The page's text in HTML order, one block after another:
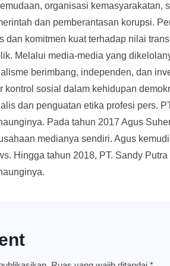
organisasi kemasyarakatan,
dan pemberantasan korupsi.
dan komitmen kuat terhadap nilai
Melalui media-media yang
berimbang, independen, dan
kontrol sosial dalam kehidupan
dan penguatan etika profesi pers.
Pada tahun 2017 Agus
medianya sendiri. Agus
Hingga tahun 2018, PT. Sandy